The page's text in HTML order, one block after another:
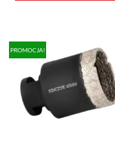
PROMOCJA!